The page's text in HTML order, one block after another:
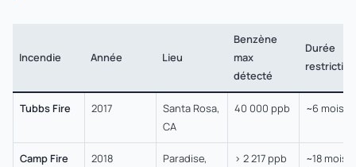
Incendie Année Lieu
Benzène
max
détecté
Durée
restriction
Tubbs Fire 2017
Santa Rosa,
CA
40 000 ppb ~6 mois
Camp Fire 2018
Paradise,
> 2 217 ppb
~18 mois